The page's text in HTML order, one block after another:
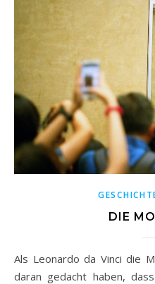
DIE
Als Leonardo da Vinci die Mona Lisa malte, wird er kaum
daran gedacht haben,